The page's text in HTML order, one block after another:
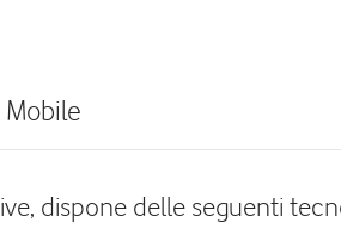
Mobile
dispone delle seguenti